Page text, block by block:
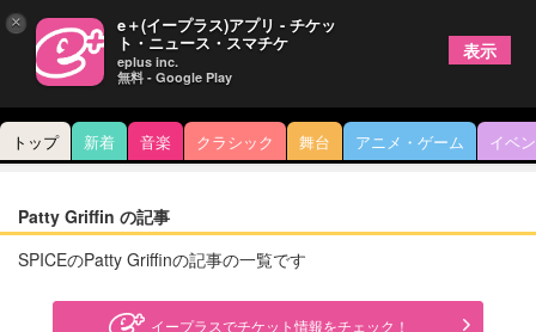
トップ 新着 音楽 クラシック 舞台 アニメ・ゲーム イベ
Patty Griffin の記事
SPICEのPatty Griffinの記事の一覧です
イープラスでチケット情報をチェック！
× e＋(イープラス)アプリ - チケッ
ト・ニュース・スマチケ
eplus inc.
無料 - Google Play
表示